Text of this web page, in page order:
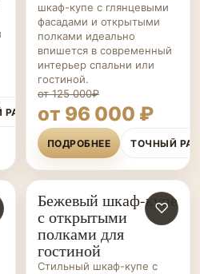
РАСЧЁТ
шкаф-купе с глянцевыми
фасадами и открытыми
полками идеально
впишется в современный
интерьер спальни или
гостиной.
от 125 000₽
от 96 000 ₽
ПОДРОБНЕЕ ТОЧНЫЙ
ШКАФЫ-
КУПЕ НА ЗАКАЗ
♡
Бежевый шкаф-купе
с открытыми
полками для
гостиной
Стильный шкаф-купе с